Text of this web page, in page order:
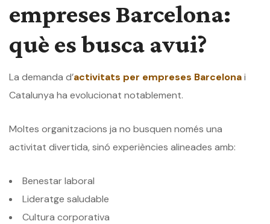
empreses Barcelona:
què es busca avui?
La demanda d’activitats per empreses Barcelonai
Catalunya ha evolucionat notablement.
Moltes organitzacions ja no busquen només una
activitat divertida, sinó experiències alineades amb:
Benestar laboral
Lideratge saludable
Cultura corporativa